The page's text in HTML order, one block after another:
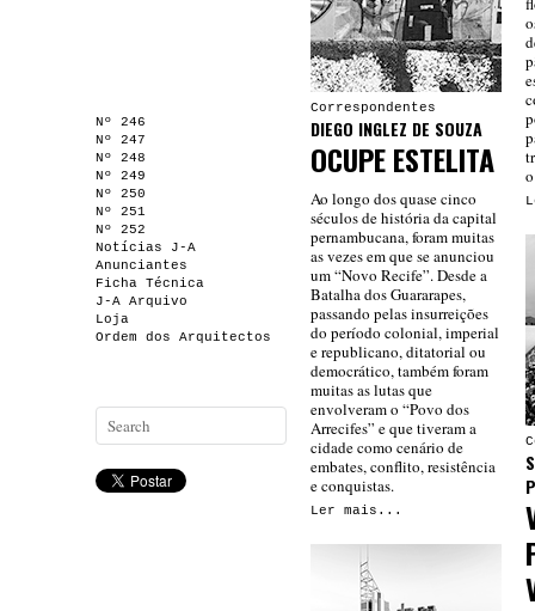
Nº 246
Nº 247
Nº 248
Nº 249
Nº 250
Nº 251
Nº 252
Notícias J-A
Anunciantes
Ficha Técnica
J-A Arquivo
Loja
Ordem dos Arquitectos
Correspondentes
DIEGO INGLEZ DE SOUZA
OCUPE ESTELITA
Ao longo dos quase cinco
séculos de história da capital
pernambucana, foram muitas
as vezes em que se anunciou
um “Novo Recife”. Desde a
Batalha dos Guararapes,
passando pelas insurreições
do período colonial, imperial
e republicano, ditatorial ou
democrático, também foram
muitas as lutas que
envolveram o “Povo dos
Arrecifes” e que tiveram a
cidade como cenário de
embates, conflito, resistência
e conquistas.
Ler mais...